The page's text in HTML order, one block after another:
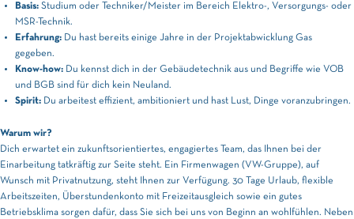
Basis: Studium oder Techniker/Meister im Bereich Elektro-, Versorgungs- oder
MSR-Technik.
Erfahrung: Du hast bereits einige Jahre in der Projektabwicklung Gas
gegeben.
Know-how: Du kennst dich in der Gebäudetechnik aus und Begriffe wie VOB
und BGB sind für dich kein Neuland.
Spirit: Du arbeitest effizient, ambitioniert und hast Lust, Dinge voranzubringen.
Warum wir?
Dich erwartet ein zukunftsorientiertes, engagiertes Team, das Ihnen bei der
Einarbeitung tatkräftig zur Seite steht. Ein Firmenwagen (VW-Gruppe), auf
Wunsch mit Privatnutzung, steht Ihnen zur Verfügung. 30 Tage Urlaub, flexible
Arbeitszeiten, Überstundenkonto mit Freizeitausgleich sowie ein gutes
Betriebsklima sorgen dafür, dass Sie sich bei uns von Beginn an wohlfühlen. Neben